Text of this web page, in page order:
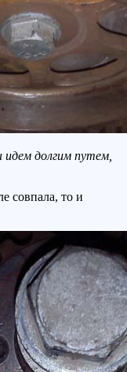
долгим путем,
совпала, то и